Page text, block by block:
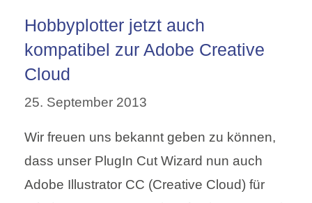
Hobbyplotter jetzt auch
kompatibel zur Adobe Creative
Cloud
25. September 2013
Wir freuen uns bekannt geben zu können,
dass unser PlugIn Cut Wizard nun auch
Adobe Illustrator CC (Creative Cloud) für